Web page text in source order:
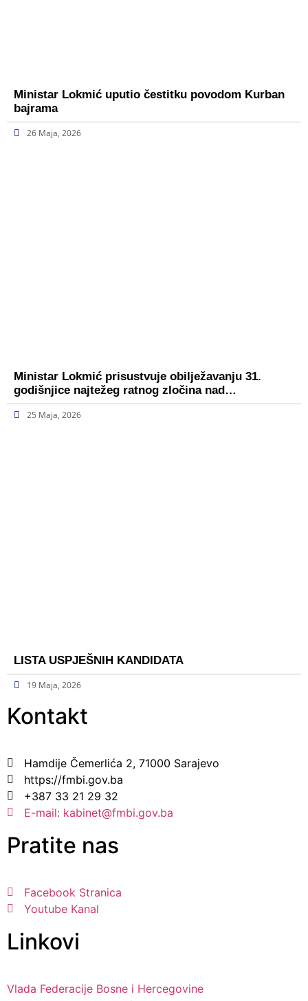
Ministar Lokmić uputio čestitku povodom Kurban
bajrama
26 Maja, 2026
Ministar Lokmić prisustvuje obilježavanju 31.
godišnjice najtežeg ratnog zločina nad…
25 Maja, 2026
LISTA USPJEŠNIH KANDIDATA
19 Maja, 2026
Kontakt
Hamdije Čemerlića 2, 71000 Sarajevo
https://fmbi.gov.ba
+387 33 21 29 32
E-mail: kabinet@fmbi.gov.ba
Pratite nas
Facebook Stranica
Youtube Kanal
Linkovi
Vlada Federacije Bosne i Hercegovine